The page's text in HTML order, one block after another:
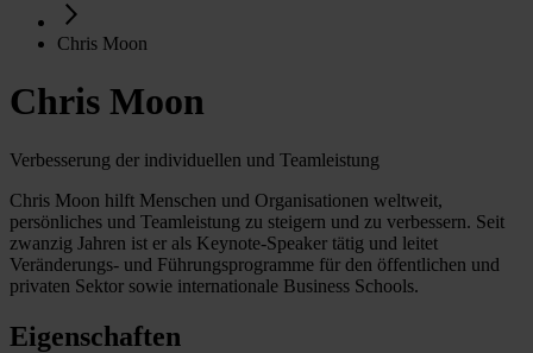
Chris Moon
Chris Moon
Verbesserung der individuellen und Teamleistung
Chris Moon hilft Menschen und Organisationen weltweit,
persönliches und Teamleistung zu steigern und zu verbessern. Seit
zwanzig Jahren ist er als Keynote-Speaker tätig und leitet
Veränderungs- und Führungsprogramme für den öffentlichen und
privaten Sektor sowie internationale Business Schools.
Eigenschaften